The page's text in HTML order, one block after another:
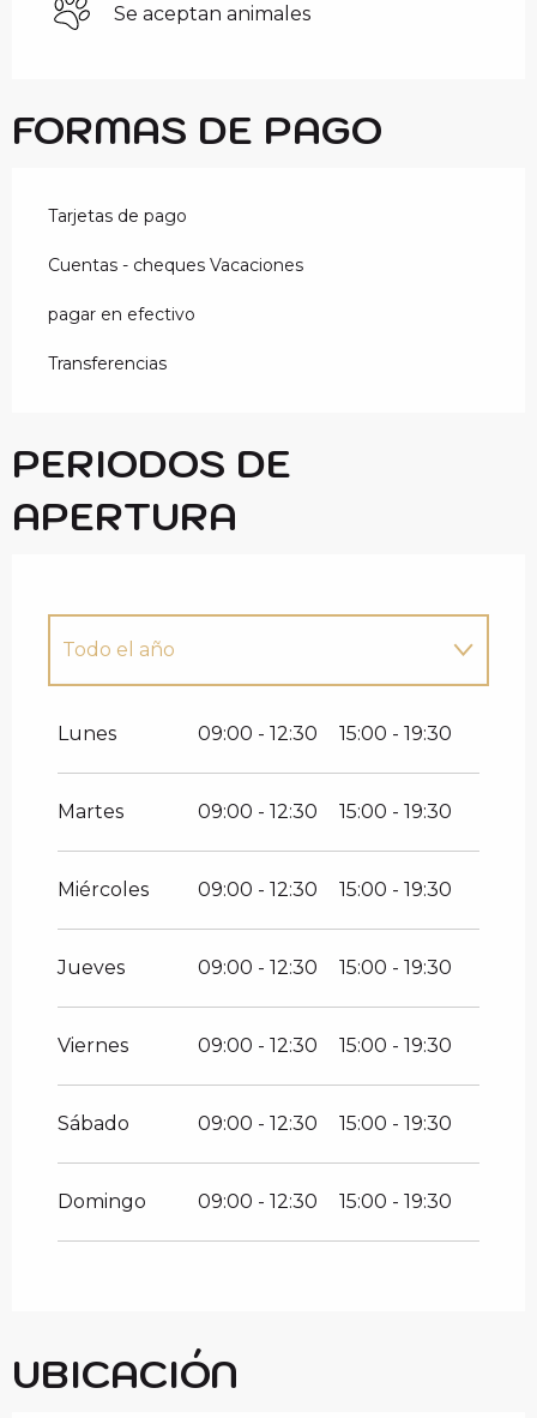
Se aceptan animales
FORMAS DE PAGO
Tarjetas de pago
Cuentas - cheques Vacaciones
pagar en efectivo
Transferencias
PERIODOS DE
APERTURA
Todo el año
Lunes 09:00 - 12:30 15:00 - 19:30
Martes 09:00 - 12:30 15:00 - 19:30
Miércoles 09:00 - 12:30 15:00 - 19:30
Jueves 09:00 - 12:30 15:00 - 19:30
Viernes 09:00 - 12:30 15:00 - 19:30
Sábado 09:00 - 12:30 15:00 - 19:30
Domingo 09:00 - 12:30 15:00 - 19:30
UBICACIÓN